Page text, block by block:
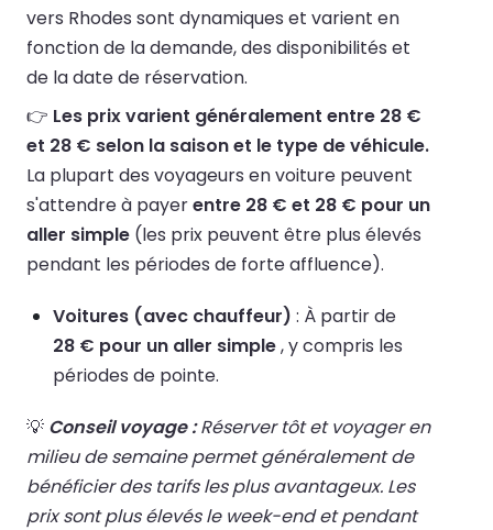
vers Rhodes sont dynamiques et varient en
fonction de la demande, des disponibilités et
de la date de réservation.
👉 Les prix varient généralement entre 28 €
et 28 € selon la saison et le type de véhicule.
La plupart des voyageurs en voiture peuvent
s'attendre à payerentre 28 € et 28 € pour un
aller simple (les prix peuvent être plus élevés
pendant les périodes de forte affluence).
Voitures (avec chauffeur) : À partir de
28 € pour un aller simple, y compris les
périodes de pointe.
💡 Conseil voyage :Réserver tôt et voyager en
milieu de semaine permet généralement de
bénéficier des tarifs les plus avantageux. Les
prix sont plus élevés le week-end et pendant